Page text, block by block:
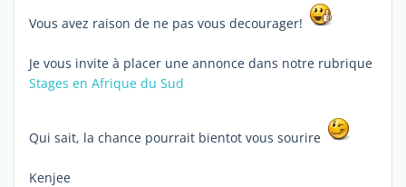
Vous avez raison de ne pas vous decourager!
Je vous invite à placer une annonce dans notre rubrique
Stages en Afrique du Sud
Qui sait, la chance pourrait bientot vous sourire
Kenjee